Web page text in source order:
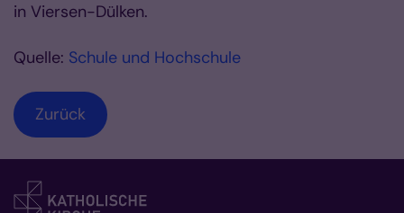
in Viersen-Dülken.
Quelle: Schule und Hochschule
Zurück